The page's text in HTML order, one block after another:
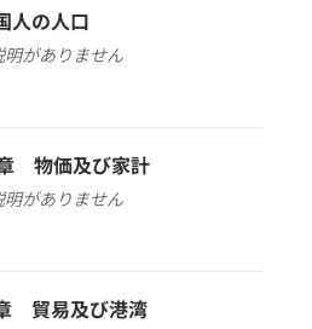
の人口
がありません
物価及び家計
がありません
貿易及び港湾